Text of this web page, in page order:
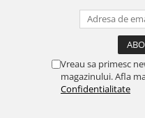
Vreau sa primesc
magazinului. Afla
Confidentialitate